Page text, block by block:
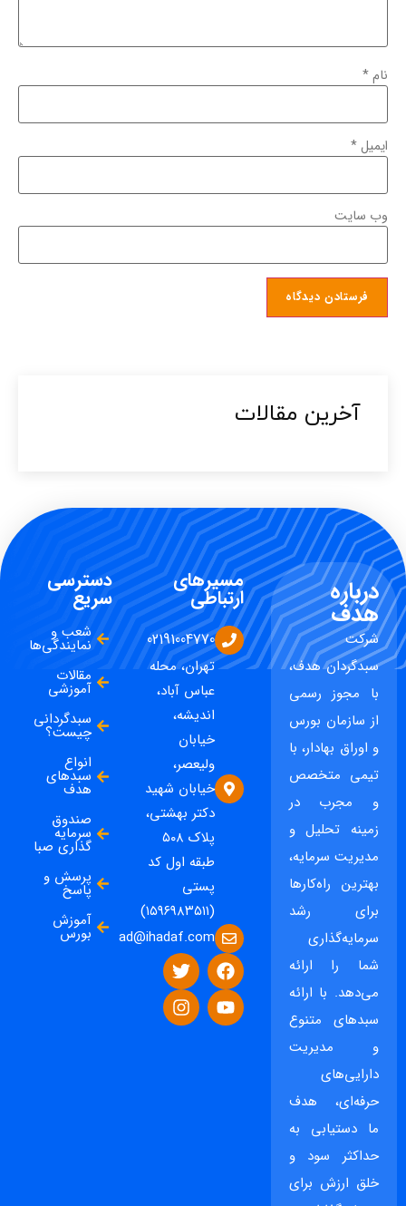
نام*
ایمیل*
وب‌ سایت
آخرین مقالات​
درباره
هدف
شرکت
سبدگردان هدف،
با مجوز رسمی
از سازمان بورس
و اوراق بهادار، با
تیمی متخصص
و مجرب در
زمینه تحلیل و
مدیریت سرمایه،
بهترین راه‌کارها
برای رشد
سرمایه‌گذاری
شما را ارائه
می‌دهد. با ارائه
سبدهای متنوع
و مدیریت
دارایی‌های
حرفه‌ای، هدف
ما دستیابی به
حداکثر سود و
خلق ارزش برای
مسیرهای
ارتباطی
02191004770
تهران، محله
عباس آباد،
اندیشه،
خیابان
ولیعصر،
خیابان شهید
دکتر بهشتی،
پلاک ۵۰۸
طبقه اول کد
پستی
(۱۵۹۶۹۸۳۵۱۱)
ad@ihadaf.com
دسترسی
سریع
شعب و
نمایندگی‌ها
مقالات
آموزشی
سبدگردانی
چیست؟
انواع
سبدهای
هدف
صندوق
سرمایه
گذاری صبا
پرسش و
پاسخ
آموزش
بورس